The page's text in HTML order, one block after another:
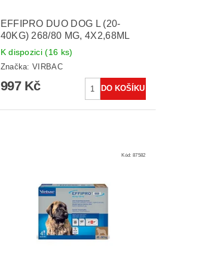
EFFIPRO DUO DOG L (20-
40KG) 268/80 MG, 4X2,68ML
K dispozici(16 ks)
Značka:VIRBAC
997 Kč
Kód:87582